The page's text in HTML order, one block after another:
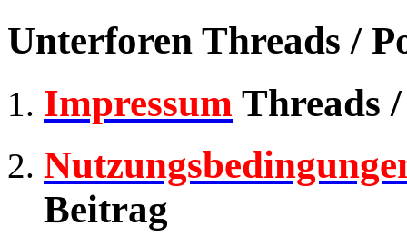
Unterforen Threads /
Impressum Threads
Beitrag